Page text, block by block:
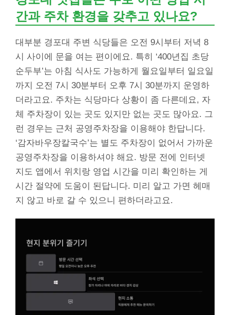
간과 주차 환경을 갖추고 있나요?
대부분 경포대 주변 식당들은 오전 9시부터 저녁 8
시 사이에 문을 여는 편이에요. 특히 ‘400년집 초당
순두부’는 아침 식사도 가능하게 월요일부터 일요일
까지 오전 7시 30분부터 오후 7시 30분까지 운영하
더라고요. 주차는 식당마다 상황이 좀 다른데요, 자
체 주차장이 있는 곳도 있지만 없는 곳도 많아요. 그
런 경우는 근처 공영주차장을 이용해야 한답니다.
‘감자바우장칼국수’는 별도 주차장이 없어서 가까운
공영주차장을 이용하셔야 해요. 방문 전에 인터넷
지도 앱에서 위치랑 영업 시간을 미리 확인하는 게
시간 절약에 도움이 된답니다. 미리 알고 가면 헤매
지 않고 바로 갈 수 있으니 편하더라고요.